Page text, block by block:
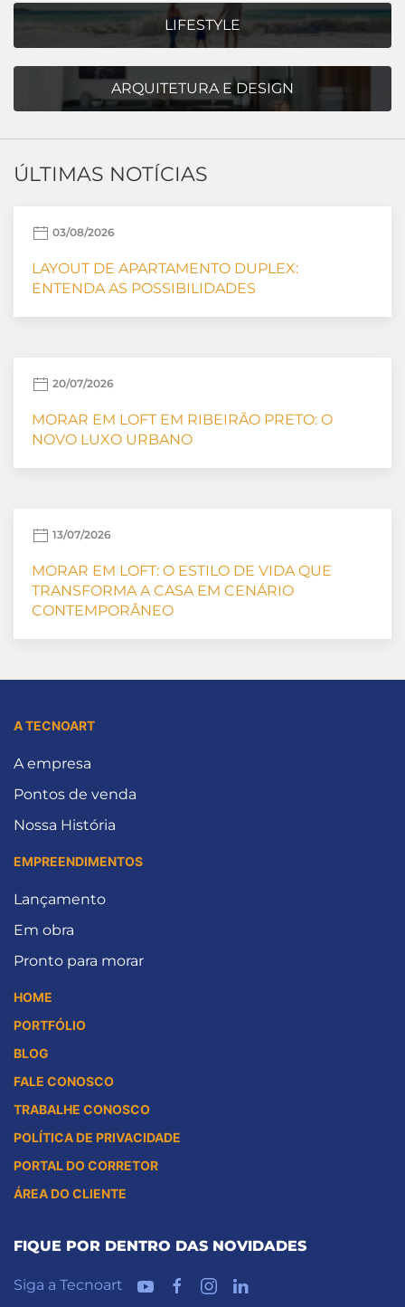
LIFESTYLE
ARQUITETURA E DESIGN
ÚLTIMAS NOTÍCIAS
03/08/2026
LAYOUT DE APARTAMENTO DUPLEX:
ENTENDA AS POSSIBILIDADES
20/07/2026
MORAR EM LOFT EM RIBEIRÃO PRETO: O
NOVO LUXO URBANO
13/07/2026
MORAR EM LOFT: O ESTILO DE VIDA QUE
TRANSFORMA A CASA EM CENÁRIO
CONTEMPORÂNEO
A TECNOART
A empresa
Pontos de venda
Nossa História
EMPREENDIMENTOS
Lançamento
Em obra
Pronto para morar
HOME
PORTFÓLIO
BLOG
FALE CONOSCO
TRABALHE CONOSCO
POLÍTICA DE PRIVACIDADE
PORTAL DO CORRETOR
ÁREA DO CLIENTE
FIQUE POR DENTRO DAS NOVIDADES
Siga a Tecnoart